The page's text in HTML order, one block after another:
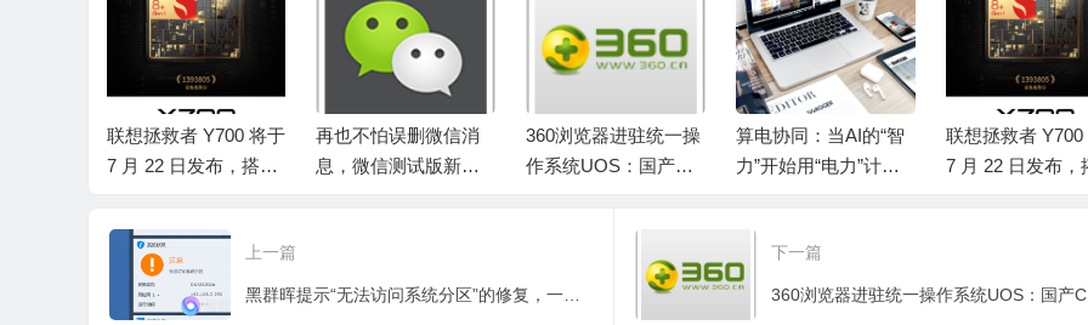
联想拯救者 Y700 将于
7 月 22 日发布，搭载
理器
再也不怕误删微信消
息，微信测试版新增
360浏览器进驻统一操
作系统UOS：国产CP
算电协同：当AI的“智
力”开始用“电力”计
资革命正在上演
联想拯救者 Y700
7 月 22 日发布，
上一篇 下一篇